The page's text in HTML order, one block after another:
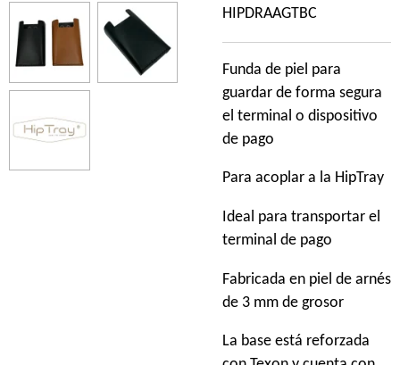
HIPDRAAGTBC
Funda de piel para
guardar de forma segura
el terminal o dispositivo
de pago
Para acoplar a la HipTray
Ideal para transportar el
terminal de pago
Fabricada en piel de arnés
de 3 mm de grosor
La base está reforzada